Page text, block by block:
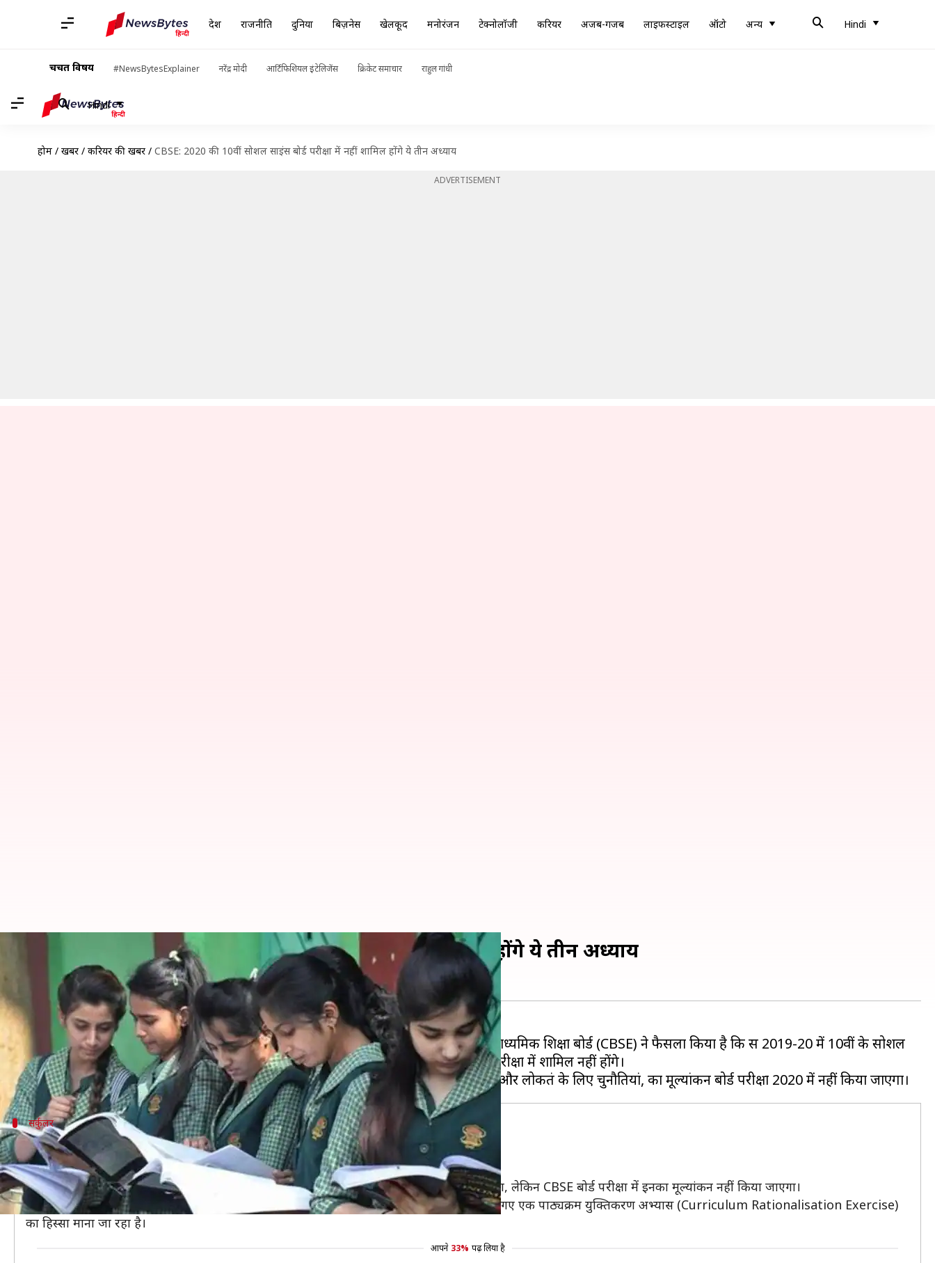
देश राजनीति दुनिया बिज़नेस खेलकूद मनोरंजन टेक्नोलॉजी करियर अजब-गजब लाइफस्टाइल ऑटो अन्य Hindi
चर्चित विषय #NewsBytesExplainer नरेंद्र मोदी आर्टिफिशियल इंटेलिजेंस क्रिकेट समाचार राहुल गांधी
Hindi
होम / खबरें / करियर की खबरें / CBSE: 2020 की 10वीं सोशल साइंस बोर्ड परीक्षा में नहीं शामिल होंगे ये तीन अध्याय
ADVERTISEMENT
CBSE: 2020 की 10वीं सोशल साइंस बोर्ड परीक्षा में नहीं शामिल होंगे ये तीन अध्याय
मोना दीक्षित Apr 17, 2019 12:39 pm
क्या है खबर?
अगर आप आने वाले सत्र में CBSE 10वीं की परीक्षाओं में शामिल होने वाले हैं, तो बता दें कि केंद्रीय माध्यमिक शिक्षा बोर्ड (CBSE) ने फैसला किया है कि सत्र 2019-20 में 10वीं के सोशल
साइंस पाठ्यक्रम में से लोकतंत्र और विविधता (Democracy and Diversity) के अध्याय अंतिम परीक्षा में शामिल नहीं होंगे।
सर्कुलर
पीरियोडिक टेस्ट में होंगे शामिल
CBSE द्वारा एक सर्कुलर जारी किया गया हैं।
सर्कुलर में कहा गया है कि इन अध्यायों का पीरियोडिक टेस्ट (Periodic Tests) में मूल्यांकन किया जाएगा, लेकिन CBSE बोर्ड परीक्षा में इनका मूल्यांकन नहीं किया जाएगा।
इस निर्णय को मानव संसाधन विकास मंत्रालय द्वारा छात्रों के पाठ्यक्रम के बोझ को कम करने के लिए किए गए एक पाठ्यक्रम युक्तिकरण अभ्यास (Curriculum Rationalisation Exercise)
का हिस्सा माना जा रहा है।
आपने 33% पढ़ लिया है